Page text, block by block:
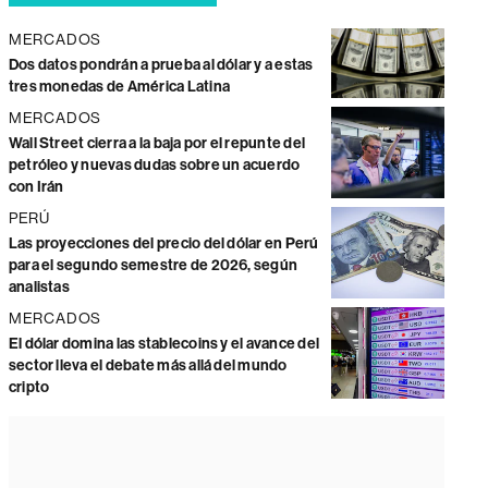
MERCADOS
Dos datos pondrán a prueba al dólar y a estas
tres monedas de América Latina
MERCADOS
Wall Street cierra a la baja por el repunte del
petróleo y nuevas dudas sobre un acuerdo
con Irán
PERÚ
Las proyecciones del precio del dólar en Perú
para el segundo semestre de 2026, según
analistas
MERCADOS
El dólar domina las stablecoins y el avance del
sector lleva el debate más allá del mundo
cripto